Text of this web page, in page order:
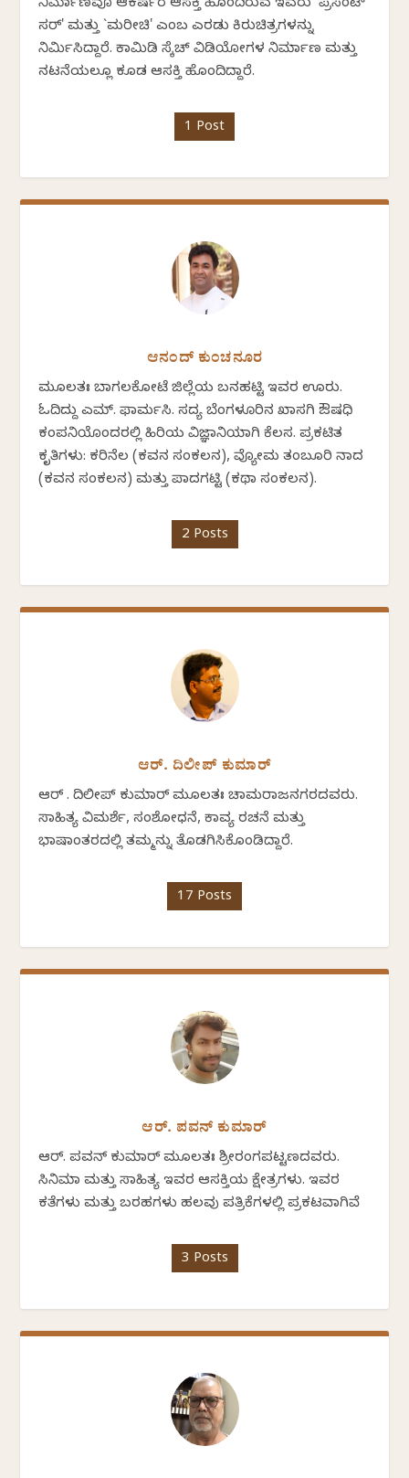
ನಿರ್ಮಾಣವೂ ಆಕರ್ಷರ ಆಸಕ್ತಿ ಹೊಂದಿರುವ ಇವರು `ಪ್ರೆಸೆಂಟ್
ಸರ್' ಮತ್ತು `ಮರೀಚಿ' ಎಂಬ ಎರಡು ಕಿರುಚಿತ್ರಗಳನ್ನು
ನಿರ್ಮಿಸಿದ್ದಾರೆ. ಕಾಮಿಡಿ ಸ್ಕೆಚ್ ವಿಡಿಯೋಗಳ ನಿರ್ಮಾಣ ಮತ್ತು
ನಟನೆಯಲ್ಲೂ ಕೂಡ ಆಸಕ್ತಿ ಹೊಂದಿದ್ದಾರೆ.
1 Post
ಆನಂದ್ ಕುಂಚನೂರ
ಮೂಲತಃ ಬಾಗಲಕೋಟೆ ಜಿಲ್ಲೆಯ ಬನಹಟ್ಟಿ ಇವರ ಊರು.
ಓದಿದ್ದು ಎಮ್. ಫಾರ್ಮಸಿ. ಸದ್ಯ ಬೆಂಗಳೂರಿನ ಖಾಸಗಿ ಔಷಧಿ
ಕಂಪನಿಯೊಂದರಲ್ಲಿ ಹಿರಿಯ ವಿಜ್ಞಾನಿಯಾಗಿ ಕೆಲಸ. ಪ್ರಕಟಿತ
ಕೃತಿಗಳು: ಕರಿನೆಲ (ಕವನ ಸಂಕಲನ), ವ್ಯೋಮ ತಂಬೂರಿ ನಾದ
(ಕವನ ಸಂಕಲನ) ಮತ್ತು ಪಾದಗಟ್ಟಿ (ಕಥಾ ಸಂಕಲನ).
2 Posts
ಆರ್. ದಿಲೀಪ್ ಕುಮಾರ್
ಆರ್ . ದಿಲೀಪ್ ಕುಮಾರ್ ಮೂಲತಃ ಚಾಮರಾಜನಗರದವರು.
ಸಾಹಿತ್ಯ ವಿಮರ್ಶೆ, ಸಂಶೋಧನೆ, ಕಾವ್ಯ ರಚನೆ ಮತ್ತು
ಭಾಷಾಂತರದಲ್ಲಿ ತಮ್ಮನ್ನು ತೊಡಗಿಸಿಕೊಂಡಿದ್ದಾರೆ.
17 Posts
ಆರ್. ಪವನ್‌ ಕುಮಾರ್‌
ಆರ್. ಪವನ್‌ ಕುಮಾರ್ ಮೂಲತಃ ಶ್ರೀರಂಗಪಟ್ಟಣದವರು.
ಸಿನಿಮಾ ಮತ್ತು ಸಾಹಿತ್ಯ ಇವರ ಆಸಕ್ತಿಯ ಕ್ಷೇತ್ರಗಳು. ಇವರ
ಕತೆಗಳು ಮತ್ತು ಬರಹಗಳು ಹಲವು ಪತ್ರಿಕೆಗಳಲ್ಲಿ ಪ್ರಕಟವಾಗಿವೆ
3 Posts